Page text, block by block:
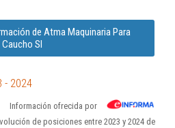
de Atma Maquinaria Para
Caucho Sl
- 2024
Información ofrecida por
de posiciones entre 2023 y 2024 de